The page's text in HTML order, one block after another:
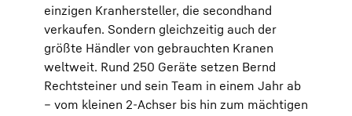
einzigen Kranhersteller, die secondhand
verkaufen. Sondern gleichzeitig auch der
größte Händler von gebrauchten Kranen
weltweit. Rund 250 Geräte setzen Bernd
Rechtsteiner und sein Team in einem Jahr ab
– vom kleinen 2-Achser bis hin zum mächtigen